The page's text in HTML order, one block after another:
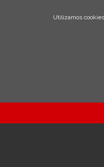
Utilizamos